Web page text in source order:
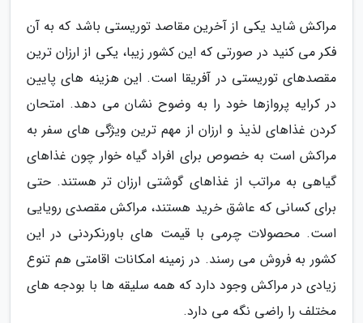
مراکش شاید یکی از آخرین مقاصد توریستی باشد که به آن
فکر می کنید در صورتی که این کشور زیبا، یکی از ارزان ترین
مقصدهای توریستی در آفریقا است. این هزینه های پایین
در کرایه پروازها خود را به وضوح نشان می دهد. امتحان
کردن غذاهای لذیذ و ارزان از مهم ترین ویژگی های سفر به
مراکش است به خصوص برای افراد گیاه خوار چون غذاهای
گیاهی به مراتب از غذاهای گوشتی ارزان تر هستند. حتی
برای کسانی که عاشق خرید هستند، مراکش مقصدی رویایی
است. محصولات چرمی با قیمت های باورنکردنی در این
کشور به فروش می رسند. در زمینه امکانات اقامتی هم تنوع
زیادی در مراکش وجود دارد که همه سلیقه ها با بودجه های
مختلف را راضی نگه می دارد.